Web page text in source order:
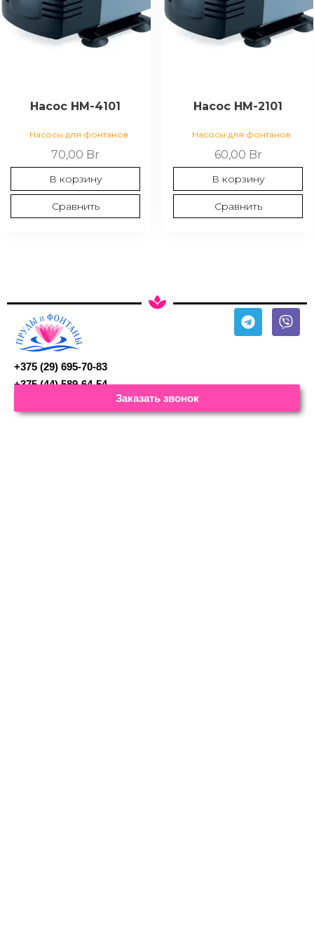
Насос НМ-4101
Насосы для фонтанов
70,00 Br
В корзину
Сравнить
Насос HМ-2101
Насосы для фонтанов
60,00 Br
В корзину
Сравнить
+375 (29) 695-70-83
+375 (44) 589-64-54
Заказать звонок